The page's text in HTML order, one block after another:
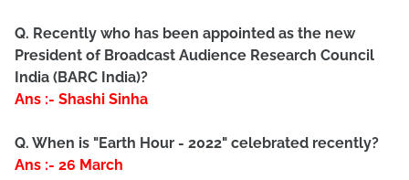
Q. Recently who has been appointed as the new
President of Broadcast Audience Research Council
India (BARC India)?
Ans :- Shashi Sinha
Q. When is "Earth Hour - 2022" celebrated recently?
Ans :- 26 March